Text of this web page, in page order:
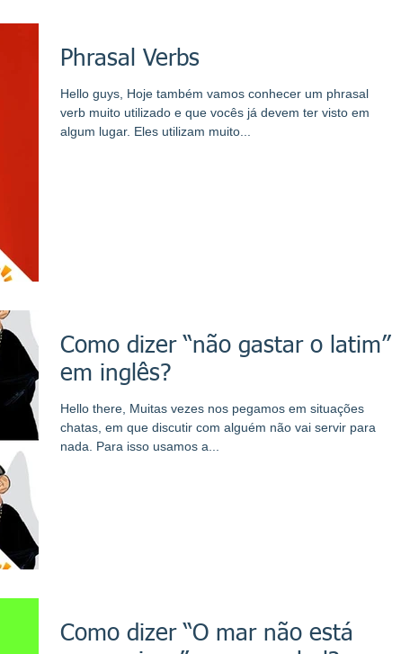
Phrasal Verbs
Hello guys, Hoje também vamos conhecer um phrasal
verb muito utilizado e que vocês já devem ter visto em
algum lugar. Eles utilizam muito...
Como dizer “não gastar o latim”
em inglês?
Hello there, Muitas vezes nos pegamos em situações
chatas, em que discutir com alguém não vai servir para
nada. Para isso usamos a...
Como dizer “O mar não está